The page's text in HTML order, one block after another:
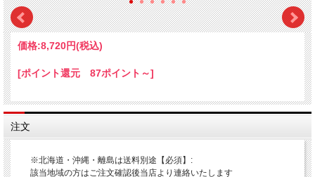
価格:8,720円(税込)
[ポイント還元 87ポイント～]
注文
※北海道・沖縄・離島は送料別途【必須】:
該当地域の方はご注文確認後当店より連絡いたします